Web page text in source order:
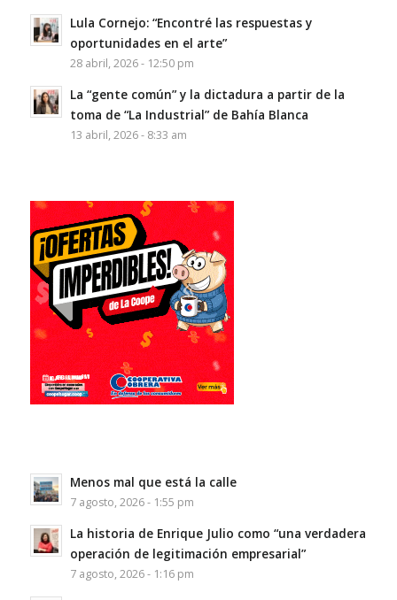
Lula Cornejo: “Encontré las respuestas y
oportunidades en el arte”
28 abril, 2026 - 12:50 pm
La “gente común” y la dictadura a partir de la
toma de “La Industrial” de Bahía Blanca
13 abril, 2026 - 8:33 am
Menos mal que está la calle
7 agosto, 2026 - 1:55 pm
La historia de Enrique Julio como “una verdadera
operación de legitimación empresarial”
7 agosto, 2026 - 1:16 pm